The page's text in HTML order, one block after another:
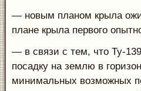
— новым планом крыла
плане крыла первого
— в связи с тем, что Ту-
посадку на землю в
минимальных возможных